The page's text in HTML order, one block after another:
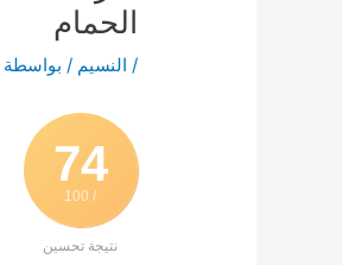
الحمام
/ النسيم / بواسطة
74
/ 100
نتيجة تحسين